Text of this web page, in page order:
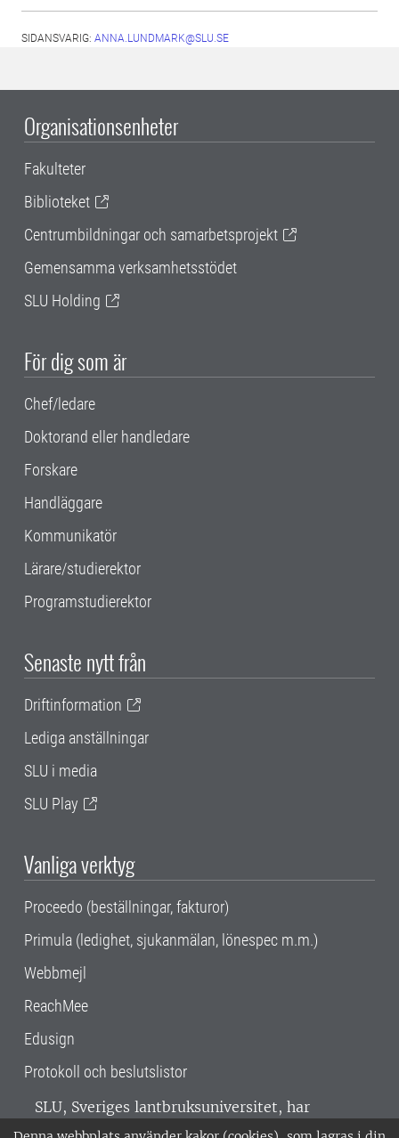
SIDANSVARIG: ANNA.LUNDMARK@SLU.SE
Organisationsenheter
Fakulteter
Biblioteket
Centrumbildningar och samarbetsprojekt
Gemensamma verksamhetsstödet
SLU Holding
För dig som är
Chef/ledare
Doktorand eller handledare
Forskare
Handläggare
Kommunikatör
Lärare/studierektor
Programstudierektor
Senaste nytt från
Driftinformation
Lediga anställningar
SLU i media
SLU Play
Vanliga verktyg
Proceedo (beställningar, fakturor)
Primula (ledighet, sjukanmälan, lönespec m.m.)
Webbmejl
ReachMee
Edusign
Protokoll och beslutslistor
SLU, Sveriges lantbruksuniversitet, har
verksamhet över hela Sverige. Huvudorter är